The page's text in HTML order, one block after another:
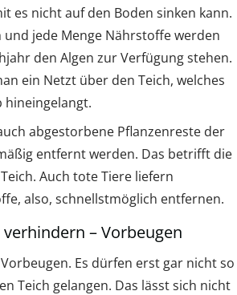
es nicht auf den Boden sinken kann.
jede Menge Nährstoffe werden
den Algen zur Verfügung stehen.
ein Netzt über den Teich, welches
hineingelangt.
abgestorbene Pflanzenreste der
entfernt werden. Das betrifft die
Auch tote Tiere liefern
also, schnellstmöglich entfernen.
– Vorbeugen
Es dürfen erst gar nicht so
Teich gelangen. Das lässt sich nicht